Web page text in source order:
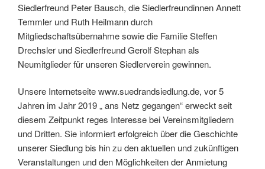
Siedlerfreund Peter Bausch, die Siedlerfreundinnen Annett
Temmler und Ruth Heilmann durch
Mitgliedschaftsübernahme sowie die Familie Steffen
Drechsler und Siedlerfreund Gerolf Stephan als
Neumitglieder für unseren Siedlerverein gewinnen.
Unsere Internetseite www.suedrandsiedlung.de, vor 5
Jahren im Jahr 2019 „ ans Netz gegangen“ erweckt seit
diesem Zeitpunkt reges Interesse bei Vereinsmitgliedern
und Dritten. Sie informiert erfolgreich über die Geschichte
unserer Siedlung bis hin zu den aktuellen und zukünftigen
Veranstaltungen und den Möglichkeiten der Anmietung